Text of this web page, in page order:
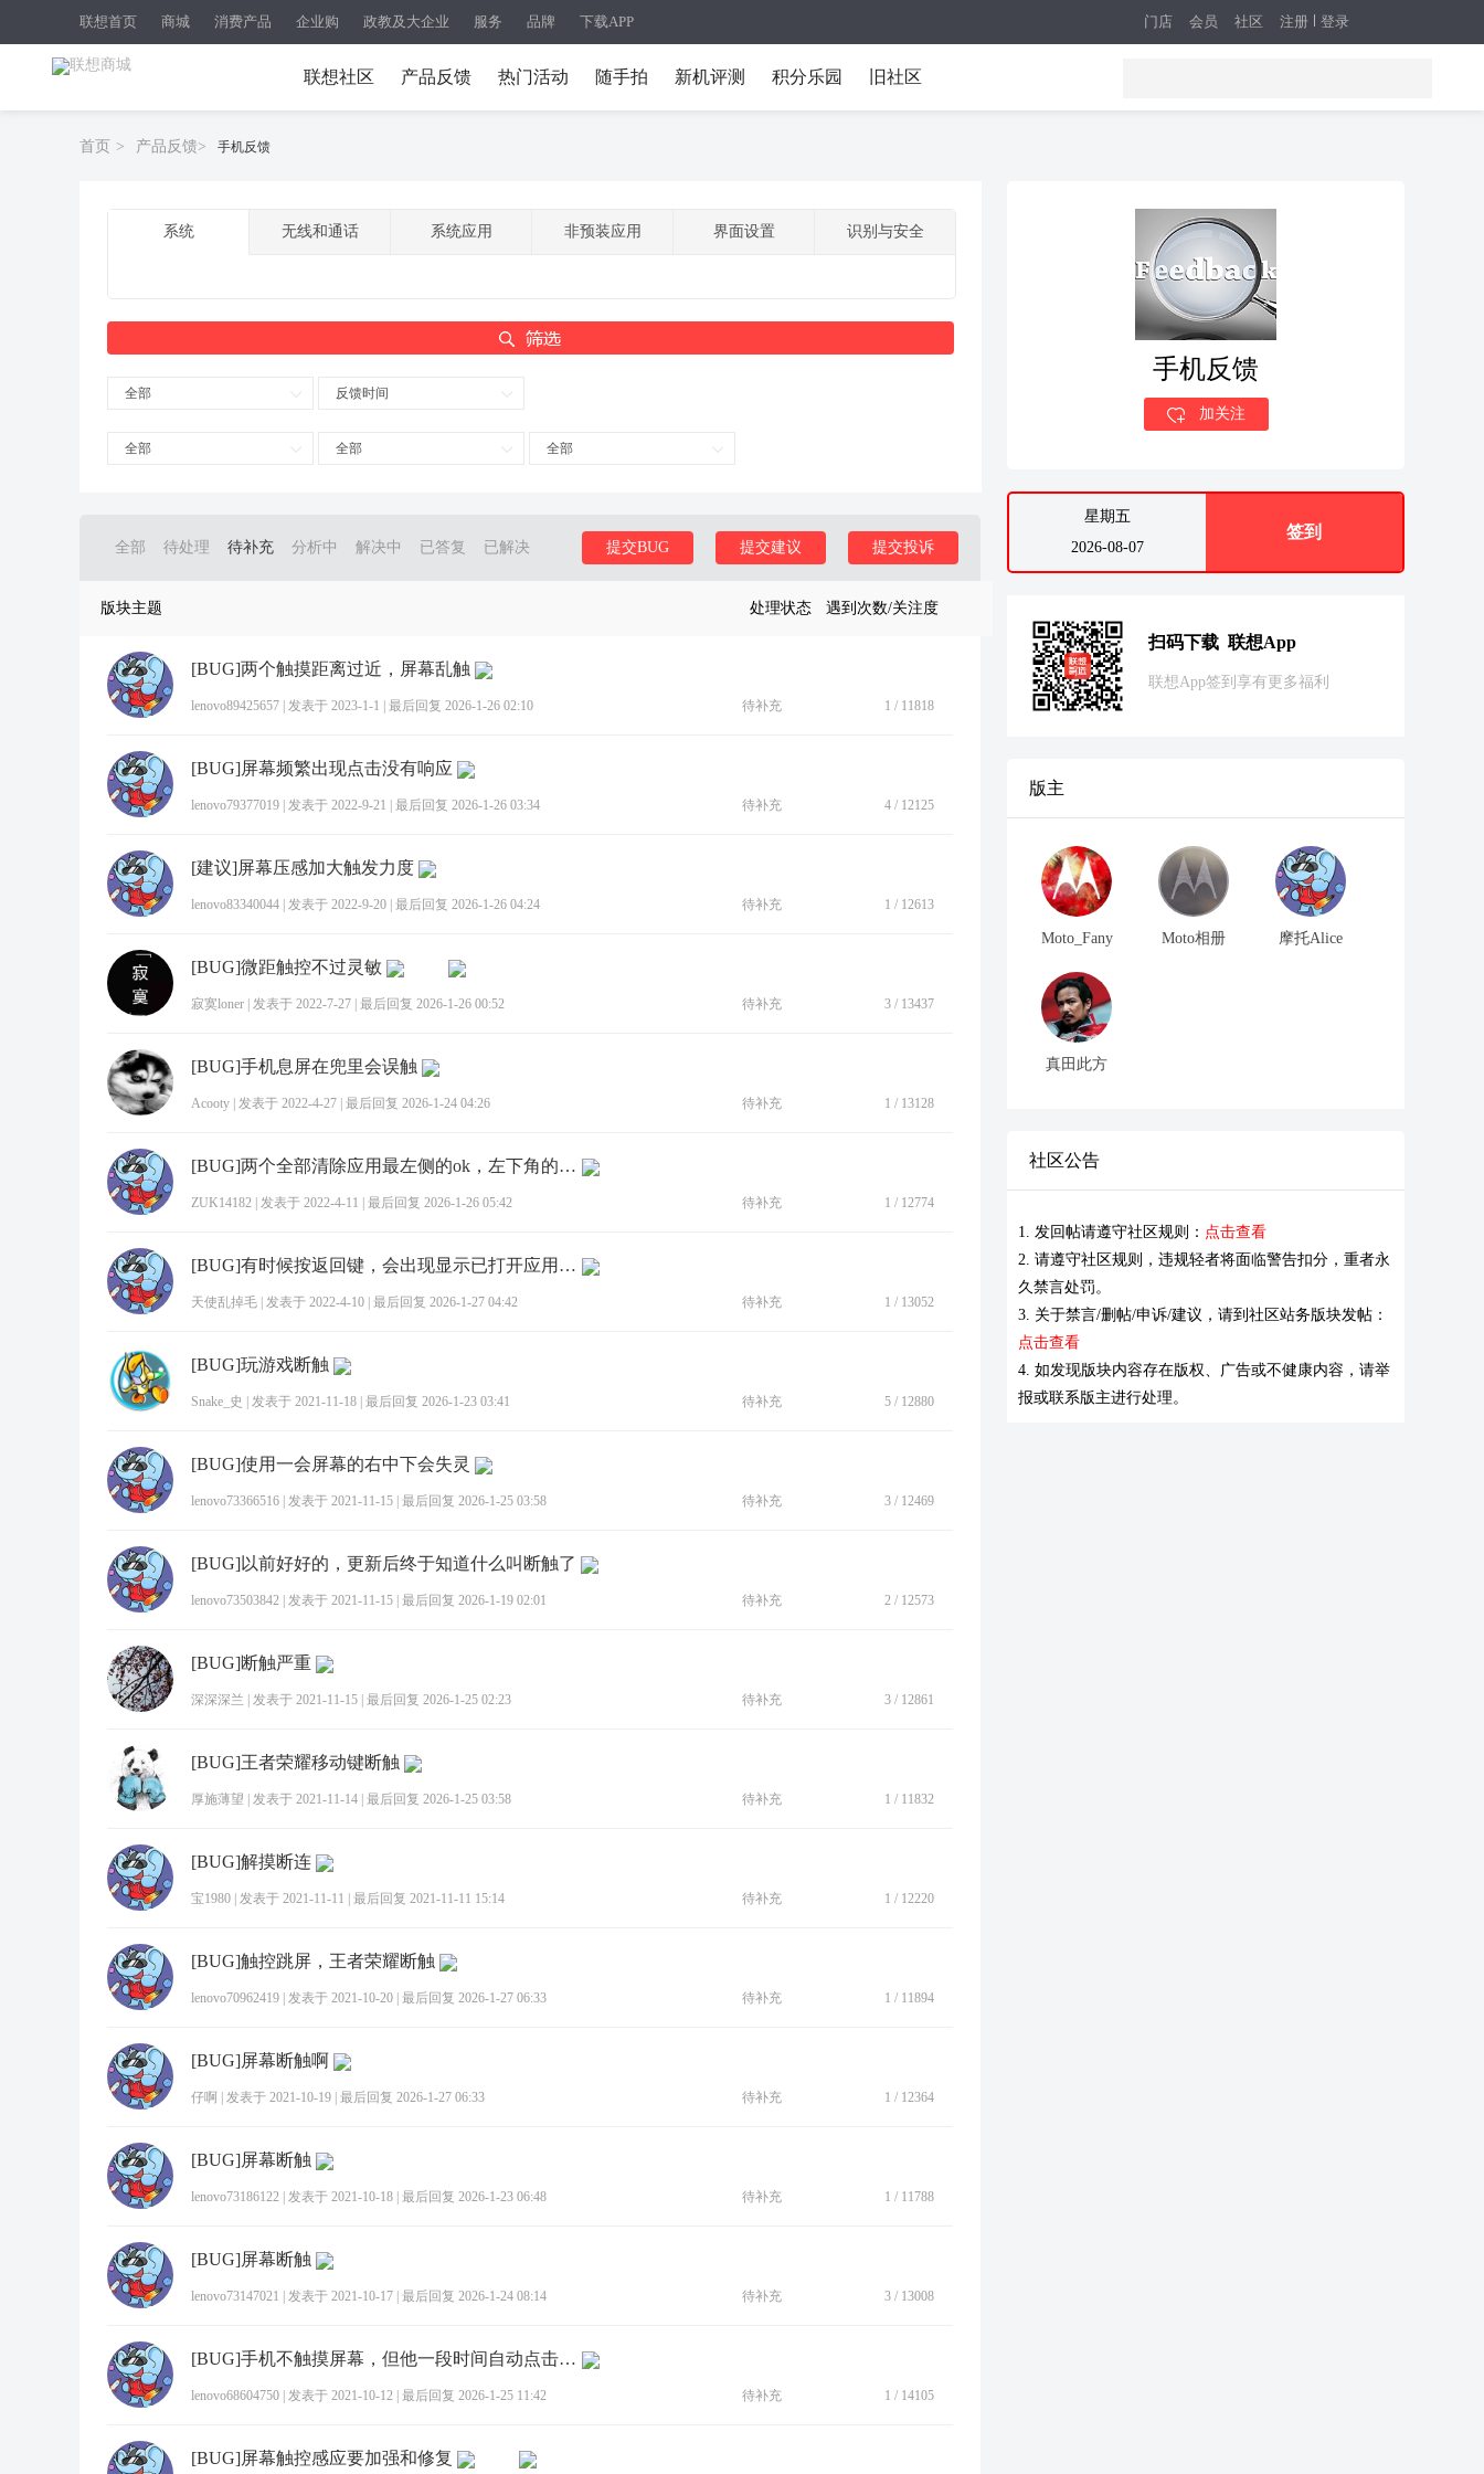
联想首页 商城 消费产品 企业购 政教及大企业 服务 品牌 下载APP 注册 登录
门店 会员 社区
联想社区 产品反馈 热门活动 随手拍 新机评测 积分乐园 旧社区
首页 > 产品反馈> 手机反馈
系统 无线和通话 系统应用 非预装应用 界面设置 识别与安全
全部 反馈时间
全部 全部 全部
全部 待处理 待补充 分析中 解决中 已答复 已解决 提交投诉
提交建议
提交BUG
版块主题 处理状态 遇到次数/关注度
[BUG]两个触摸距离过近，屏幕乱触
lenovo89425657 发表于 2023-1-1 最后回复 2026-1-26 02:10 待补充 1 / 11818
[BUG]屏幕频繁出现点击没有响应
lenovo79377019 发表于 2022-9-21 最后回复 2026-1-26 03:34 待补充 4 / 12125
[建议]屏幕压感加大触发力度
lenovo83340044 发表于 2022-9-20 最后回复 2026-1-26 04:24 待补充 1 / 12613
[BUG]微距触控不过灵敏
寂寞loner 发表于 2022-7-27 最后回复 2026-1-26 00:52 待补充 3 / 13437
[BUG]手机息屏在兜里会误触
Acooty 发表于 2022-4-27 最后回复 2026-1-24 04:26 待补充 1 / 13128
[BUG]两个全部清除应用最左侧的ok，左下角的按了没反应
ZUK14182 发表于 2022-4-11 最后回复 2026-1-26 05:42 待补充 1 / 12774
[BUG]有时候按返回键，会出现显示已打开应用列表的界面
天使乱掉毛 发表于 2022-4-10 最后回复 2026-1-27 04:42 待补充 1 / 13052
[BUG]玩游戏断触
Snake_史 发表于 2021-11-18 最后回复 2026-1-23 03:41 待补充 5 / 12880
[BUG]使用一会屏幕的右中下会失灵
lenovo73366516 发表于 2021-11-15 最后回复 2026-1-25 03:58 待补充 3 / 12469
[BUG]以前好好的，更新后终于知道什么叫断触了
lenovo73503842 发表于 2021-11-15 最后回复 2026-1-19 02:01 待补充 2 / 12573
[BUG]断触严重
深深深兰 发表于 2021-11-15 最后回复 2026-1-25 02:23 待补充 3 / 12861
[BUG]王者荣耀移动键断触
厚施薄望 发表于 2021-11-14 最后回复 2026-1-25 03:58 待补充 1 / 11832
[BUG]解摸断连
宝1980 发表于 2021-11-11 最后回复 2021-11-11 15:14 待补充 1 / 12220
[BUG]触控跳屏，王者荣耀断触
lenovo70962419 发表于 2021-10-20 最后回复 2026-1-27 06:33 待补充 1 / 11894
[BUG]屏幕断触啊
仔啊 发表于 2021-10-19 最后回复 2026-1-27 06:33 待补充 1 / 12364
[BUG]屏幕断触
lenovo73186122 发表于 2021-10-18 最后回复 2026-1-23 06:48 待补充 1 / 11788
[BUG]屏幕断触
lenovo73147021 发表于 2021-10-17 最后回复 2026-1-24 08:14 待补充 3 / 13008
[BUG]手机不触摸屏幕，但他一段时间自动点击某个部位，无限循环
lenovo68604750 发表于 2021-10-12 最后回复 2026-1-25 11:42 待补充 1 / 14105
[BUG]屏幕触控感应要加强和修复
手机反馈
加关注
星期五
2026-08-07
签到
扫码下载 联想App
联想App签到享有更多福利
版主
Moto_Fany Moto相册 摩托Alice
真田此方
社区公告
1. 发回帖请遵守社区规则： 点击查看
2. 请遵守社区规则，违规轻者将面临警告扣分，重者永
久禁言处罚。
3. 关于禁言/删帖/申诉/建议，请到社区站务版块发帖：
点击查看
4. 如发现版块内容存在版权、广告或不健康内容，请举
报或联系版主进行处理。